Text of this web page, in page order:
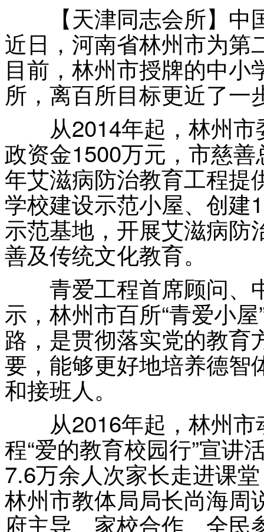
【天津同志会所】中
近日，河南省林州市为第
目前，林州市授牌的中小
所，离百所目标更近了一
从2014年起，林州市
政资金1500万元，市慈
年艾滋病防治教育工程提
学校建设示范小屋、创建
示范基地，开展艾滋病防
善及传统文化教育。
青爱工程首席顾问、
示，林州市百所“青爱小
路，是贯彻落实党的教育
要，能够更好地培养德智
和接班人。
从2016年起，林州市
程“爱的教育校园行”宣讲
7.6万余人次家长走进课
林州市教体局局长尚海周
府主导、家校合作、全